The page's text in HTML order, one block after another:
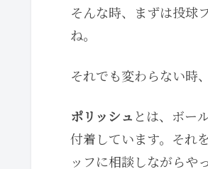
そんな時、まずは投球
ね。
それでも変わらない時、
ポリッシュ とは、ボー
付着しています。それ
ッフに相談しながらや